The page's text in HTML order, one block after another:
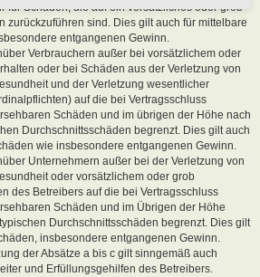
für Schäden, die auf ein vorsätzliches oder grob
zurückzuführen sind. Dies gilt auch für mittelbare
entgangenen Gewinn.
Verbrauchern außer bei vorsätzlichem oder
oder bei Schäden aus der Verletzung von
und der Verletzung wesentlicher
auf die bei Vertragsschluss
Schäden und im übrigen der Höhe nach
Durchschnittsschäden begrenzt. Dies gilt auch
wie insbesondere entgangenen Gewinn.
Unternehmern außer bei der Verletzung von
oder vorsätzlichem oder grob
des Betreibers auf die bei Vertragsschluss
Schäden und im Übrigen der Höhe
Durchschnittsschäden begrenzt. Dies gilt
insbesondere entgangenen Gewinn.
der Absätze a bis c gilt sinngemäß auch
und Erfüllungsgehilfen des Betreibers.